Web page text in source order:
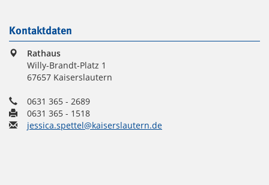
Kontaktdaten
Rathaus
Willy-Brandt-Platz 1
67657 Kaiserslautern
0631 365 - 2689
0631 365 - 1518
jessica.spettel@kaiserslautern.de